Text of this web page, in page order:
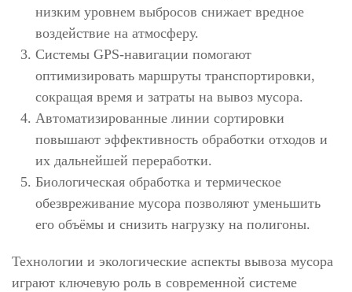
низким уровнем выбросов снижает вредное
воздействие на атмосферу.
Системы GPS-навигации помогают
оптимизировать маршруты транспортировки,
сокращая время и затраты на вывоз мусора.
Автоматизированные линии сортировки
повышают эффективность обработки отходов и
их дальнейшей переработки.
Биологическая обработка и термическое
обезвреживание мусора позволяют уменьшить
его объёмы и снизить нагрузку на полигоны.
Технологии и экологические аспекты вывоза мусора
играют ключевую роль в современной системе